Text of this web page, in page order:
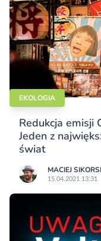
EKOLOGIA
Redukcja emisji
Jeden z
świat
MACIEJ
15.04.2021 13:31